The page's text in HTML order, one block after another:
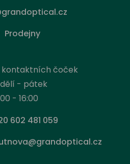
Prodejny
čoček
- pátek
- 16:00
602 481 059